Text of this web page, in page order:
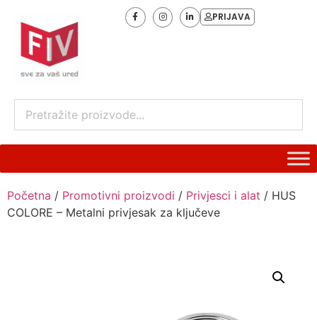
PRIJAVA
Početna / Promotivni proizvodi / Privjesci i alat / HUS
COLORE – Metalni privjesak za ključeve